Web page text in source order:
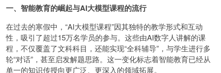
一、智能教育的崛起与AI大模型课程的流行
在过去的寒假中，“AI大模型课程”因其独特的教学形式和互动
性，吸引了超过15万名学员的参与。这些由AI数字人讲解的课
程，不仅覆盖了文科科目，还能实现“全科辅导”，与学生进行多
轮“对话”，甚至启发解题思路。这一变化标志着智能教育已经从
单一的知识传授向更广泛、更深入的领域拓展。